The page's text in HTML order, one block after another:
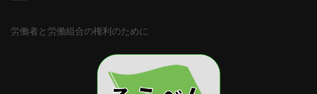
労働者と労働組合の権利のために